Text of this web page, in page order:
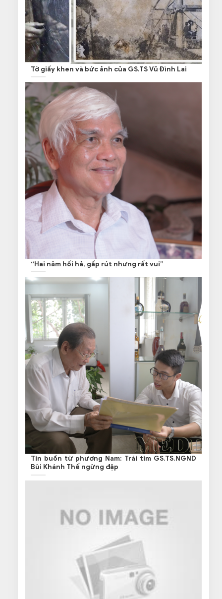
Tờ giấy khen và bức ảnh của GS.TS Vũ Đình Lai
“Hai năm hối hả, gấp rút nhưng rất vui”
Tin buồn từ phương Nam: Trái tim GS.TS.NGND
Bùi Khánh Thế ngừng đập